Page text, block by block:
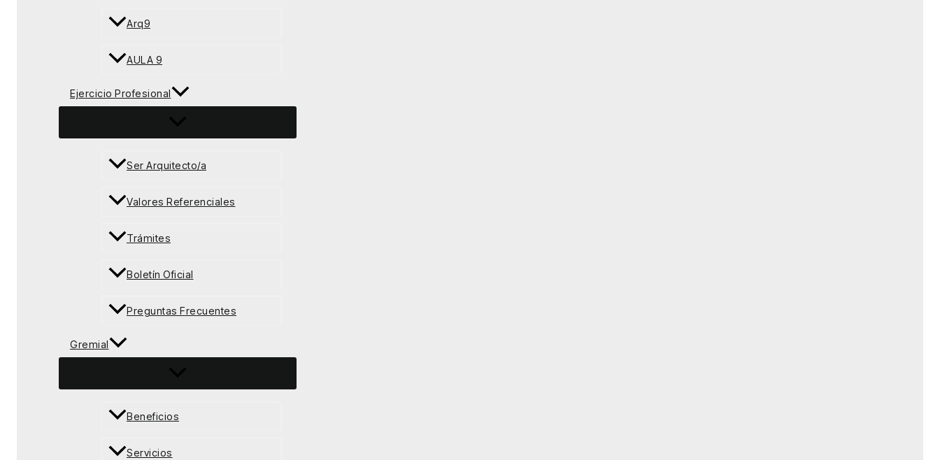
Arq9
AULA 9
Ejercicio Profesional
Ser Arquitecto/a
Valores Referenciales
Trámites
Boletín Oficial
Preguntas Frecuentes
Gremial
Beneficios
Servicios